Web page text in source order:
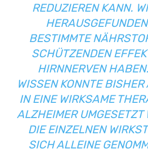
REDUZIEREN KANN.
BESTIMMTE
SCHÜTZENDEN
HIRNNERVEN
WISSEN KONNTE
IN EINE WIRKSAME
ALZHEIMER UMGESETZT
DIE EINZELNEN
SICH ALLEINE